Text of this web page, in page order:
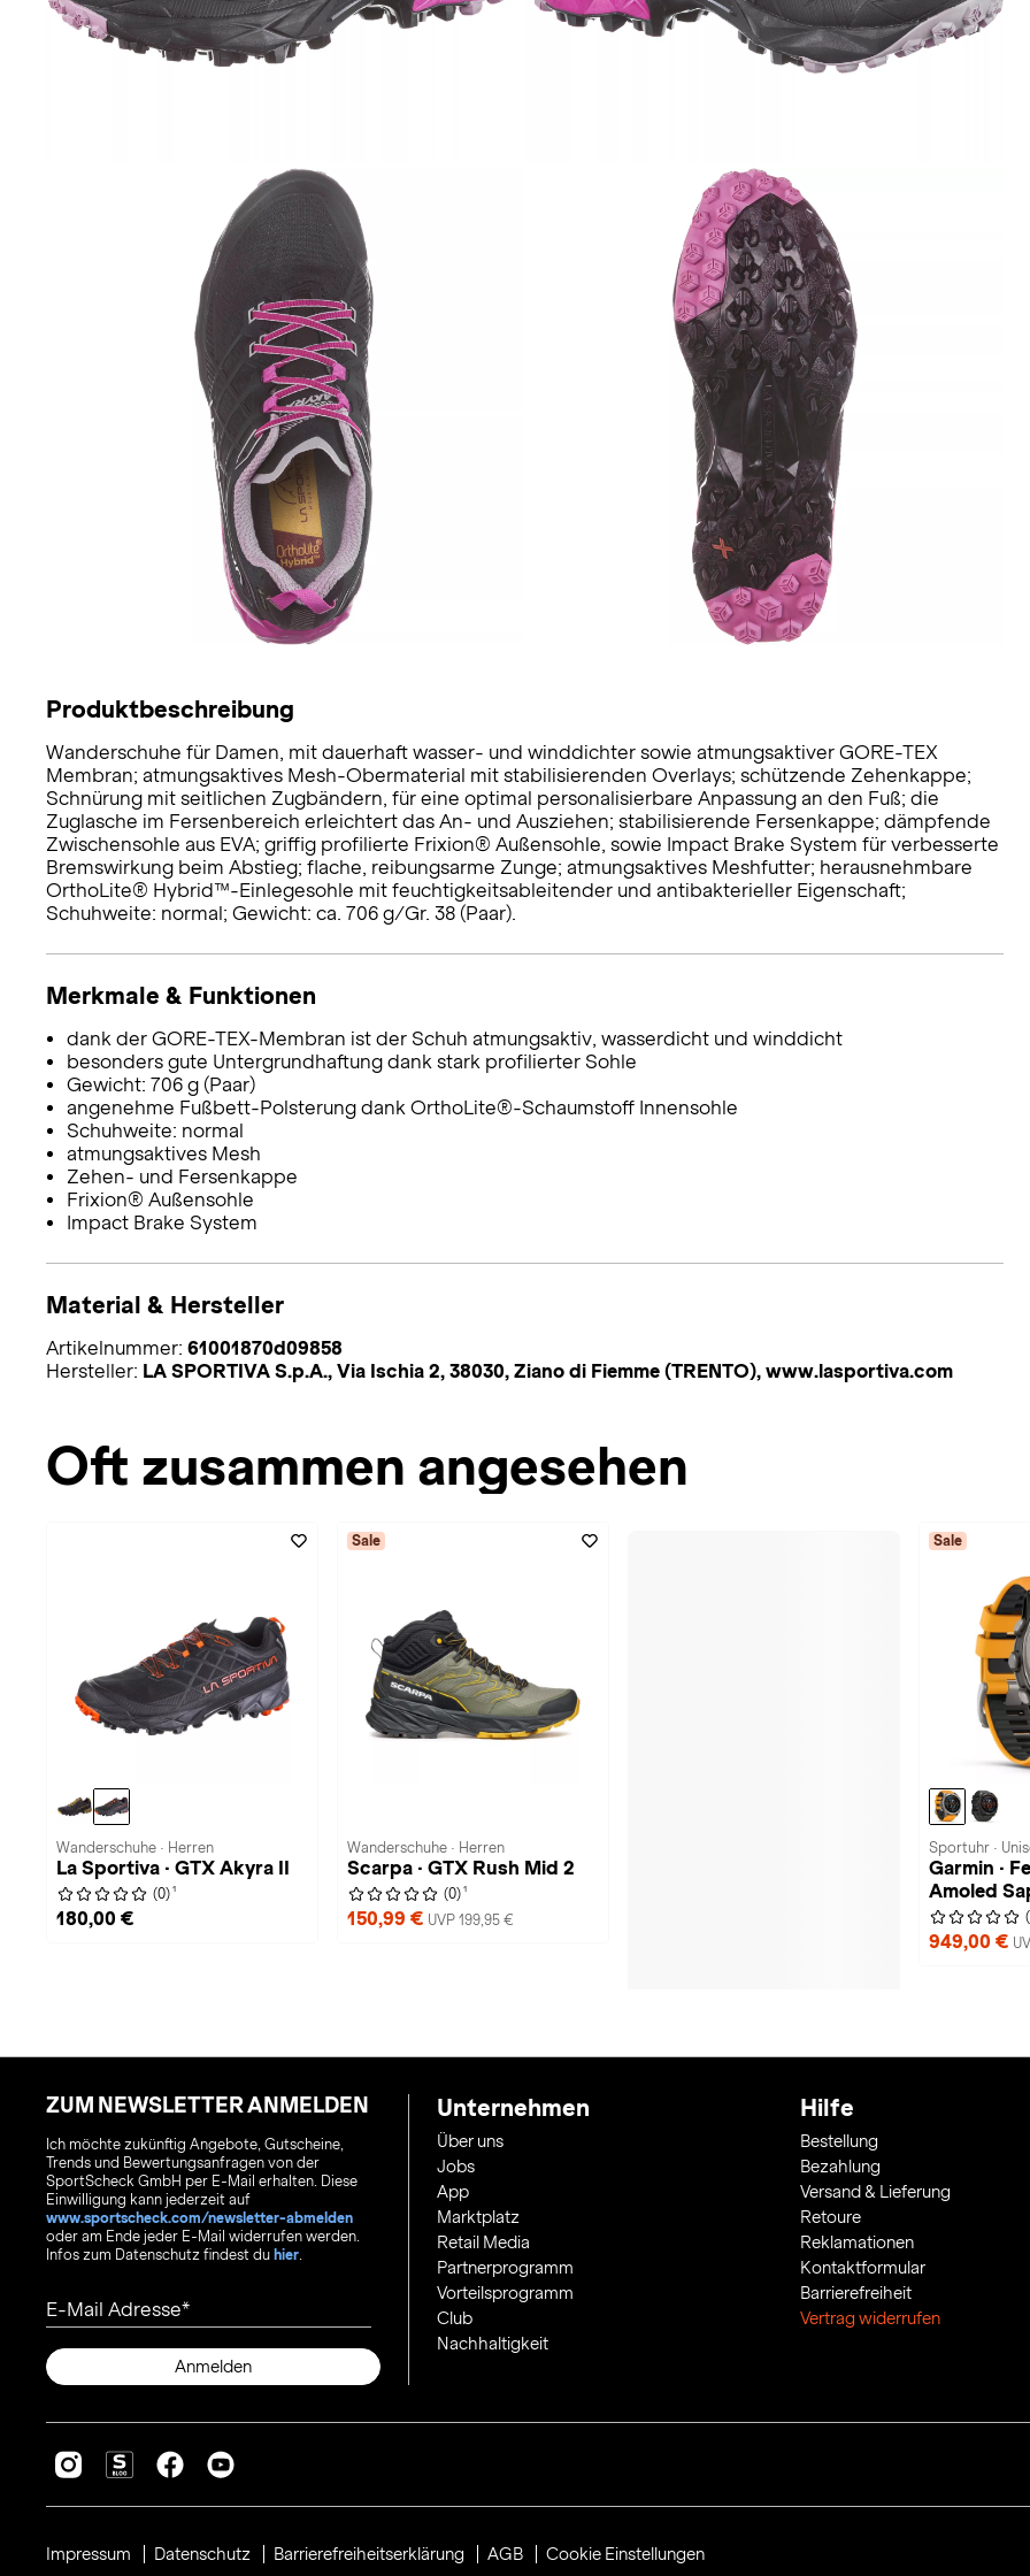
Produktbeschreibung
Wanderschuhe für Damen, mit dauerhaft wasser- und winddichter sowie atmungsaktiver GORE-TEX
Membran; atmungsaktives Mesh-Obermaterial mit stabilisierenden Overlays; schützende Zehenkappe;
Schnürung mit seitlichen Zugbändern, für eine optimal personalisierbare Anpassung an den Fuß; die
Zuglasche im Fersenbereich erleichtert das An- und Ausziehen; stabilisierende Fersenkappe; dämpfende
Zwischensohle aus EVA; griffig profilierte Frixion® Außensohle, sowie Impact Brake System für verbesserte
Bremswirkung beim Abstieg; flache, reibungsarme Zunge; atmungsaktives Meshfutter; herausnehmbare
OrthoLite® Hybrid™-Einlegesohle mit feuchtigkeitsableitender und antibakterieller Eigenschaft;
Schuhweite: normal; Gewicht: ca. 706 g/Gr. 38 (Paar).
Merkmale & Funktionen
dank der GORE-TEX-Membran ist der Schuh atmungsaktiv, wasserdicht und winddicht
besonders gute Untergrundhaftung dank stark profilierter Sohle
Gewicht: 706 g (Paar)
angenehme Fußbett-Polsterung dank OrthoLite®-Schaumstoff Innensohle
Schuhweite: normal
atmungsaktives Mesh
Zehen- und Fersenkappe
Frixion® Außensohle
Impact Brake System
Material & Hersteller
Artikelnummer: 61001870d09858
Hersteller: LA SPORTIVA S.p.A., Via Ischia 2, 38030, Ziano di Fiemme (TRENTO), www.lasportiva.com
Oft zusammen angesehen
Wanderschuhe · Herren
La Sportiva · GTX Akyra II
(0) 1
180,00 €
Sale
Wanderschuhe · Herren
Scarpa · GTX Rush Mid 2
(0) 1
150,99 € UVP 199,95 €
Sale
Sportuhr ·
Garmin ·
Amoled
949,00 €
ZUM NEWSLETTER ANMELDEN
Ich möchte zukünftig Angebote, Gutscheine,
Trends und Bewertungsanfragen von der
SportScheck GmbH per E-Mail erhalten. Diese
Einwilligung kann jederzeit auf
www.sportscheck.com/newsletter-abmelden
oder am Ende jeder E-Mail widerrufen werden.
Infos zum Datenschutz findest du hier
E-Mail Adresse
Anmelden
Unternehmen
Über uns
Jobs
App
Marktplatz
Retail Media
Partnerprogramm
Vorteilsprogramm
Club
Nachhaltigkeit
Hilfe
Bestellung
Bezahlung
Versand & Lieferung
Retoure
Reklamationen
Kontaktformular
Barrierefreiheit
Vertrag widerrufen
Impressum Datenschutz Barrierefreiheitserklärung AGB Cookie Einstellungen